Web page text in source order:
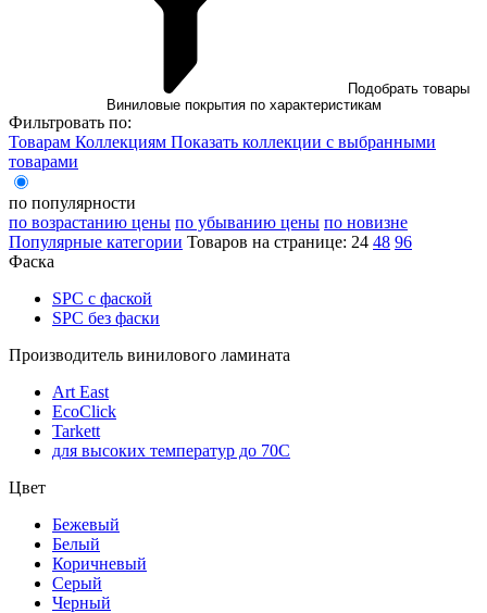
Виниловые покрытия по характеристикам
Фильтровать по:
Товарам Коллекциям Показать коллекции с выбранными
товарами
по популярности
по возрастанию цены по убыванию цены по новизне
Популярные категории Товаров на странице: 24 48 96
Фаска
SPC с фаской
SPC без фаски
Производитель винилового ламината
Art East
EcoClick
Tarkett
для высоких температур до 70С
Цвет
Бежевый
Белый
Коричневый
Серый
Черный